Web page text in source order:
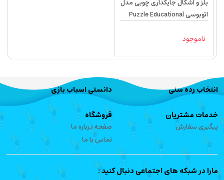
بلز و اشکال جایگذاری چوبی مدل
اتوبوسی Puzzle Educational
ناموجود
انتخاب رده سنی دانستی اسباب بازی
خدمات مشتریان
پیگیری سفارش
فروشگاه
صفحه درباره ما
تماس با ما
مارا در شبکه های اجتماعی دنبال کنید :